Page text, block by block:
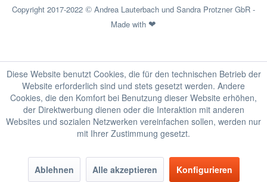
Copyright 2017-2022 © Andrea Lauterbach und Sandra Protzner GbR -
Made with ❤
Diese Website benutzt Cookies, die für den technischen Betrieb der
Website erforderlich sind und stets gesetzt werden. Andere
Cookies, die den Komfort bei Benutzung dieser Website erhöhen,
der Direktwerbung dienen oder die Interaktion mit anderen
Websites und sozialen Netzwerken vereinfachen sollen, werden nur
mit Ihrer Zustimmung gesetzt.
Ablehnen Alle akzeptieren Konfigurieren